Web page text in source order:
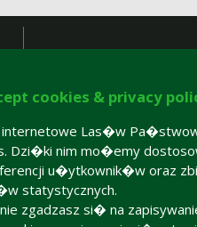
cookies & privacy
internetowe Las�w
Dzi�ki nim mo�emy
u�ytkownik�w oraz
statystycznych.
zgadzasz si� na